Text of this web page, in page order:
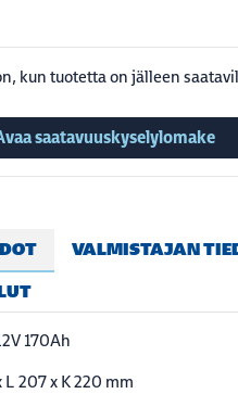
kun tuotetta on jälleen
saatavuuskyselylomake
VALMISTAJAN
170Ah
L 207 x K 220 mm